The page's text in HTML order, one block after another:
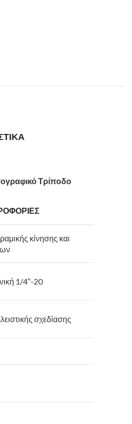
Τρίποδο
κίνησης και
1/4″-20
σχεδίασης